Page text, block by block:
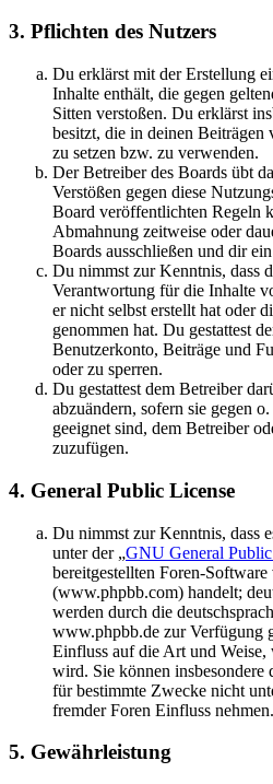
3. Pflichten des Nutzers
Du erklärst mit der Erstellung
Inhalte enthält, die gegen
Sitten verstoßen. Du erklärst
besitzt, die in deinen
zu setzen bzw. zu verwenden.
Der Betreiber des Boards übt
Verstößen gegen diese
Board veröffentlichten Regeln
Abmahnung zeitweise oder
Boards ausschließen und dir
Du nimmst zur Kenntnis, dass
Verantwortung für die Inhalte
er nicht selbst erstellt hat oder
genommen hat. Du gestattest
Benutzerkonto, Beiträge und
oder zu sperren.
Du gestattest dem Betreiber
abzuändern, sofern sie gegen
geeignet sind, dem Betreiber
zuzufügen.
4. General Public License
Du nimmst zur Kenntnis, dass
unter der „GNU General
bereitgestellten Foren-
(www.phpbb.com) handelt;
werden durch die
www.phpbb.de zur Verfügung
Einfluss auf die Art und
wird. Sie können
für bestimmte Zwecke nicht
fremder Foren Einfluss nehmen.
5. Gewährleistung